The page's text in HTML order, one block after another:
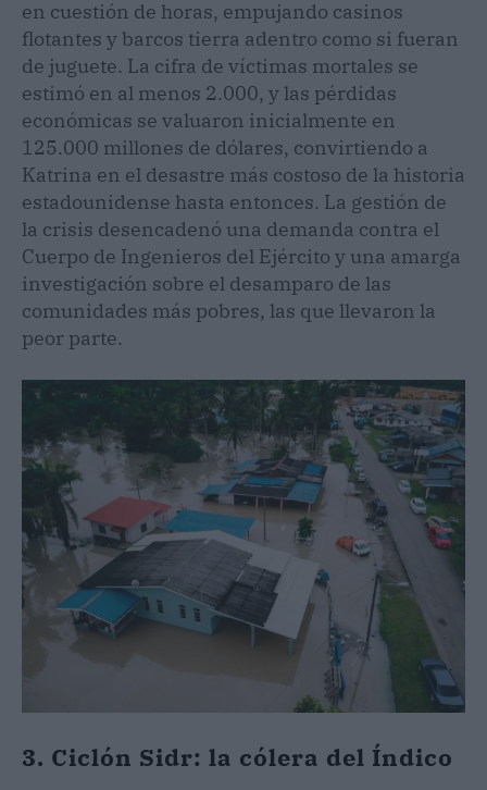
en cuestión de horas, empujando casinos
flotantes y barcos tierra adentro como si fueran
de juguete. La cifra de víctimas mortales se
estimó en al menos 2.000, y las pérdidas
económicas se valuaron inicialmente en
125.000 millones de dólares, convirtiendo a
Katrina en el desastre más costoso de la historia
estadounidense hasta entonces. La gestión de
la crisis desencadenó una demanda contra el
Cuerpo de Ingenieros del Ejército y una amarga
investigación sobre el desamparo de las
comunidades más pobres, las que llevaron la
peor parte.
3. Ciclón Sidr: la cólera del Índico